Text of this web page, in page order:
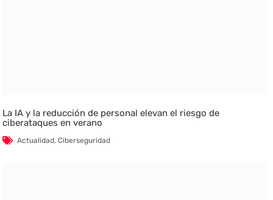
La IA y la reducción de personal elevan el riesgo de
ciberataques en verano
Actualidad,Ciberseguridad